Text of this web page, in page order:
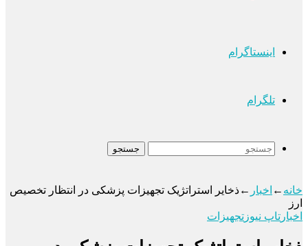
اینستاگرام
تلگرام
جستجو
خانه ← اخبار ←ذخایر استراتژیک تجهیزات پزشکی در انتظار تخصیص
ارز
اخبار تاپ نیوز تجهیزات